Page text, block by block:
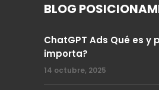
BLOG
ChatGPT Ads Qué es y
importa?
14 octubre, 2025